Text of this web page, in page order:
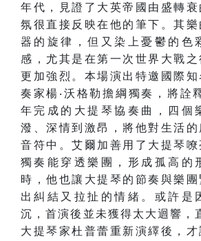
年代，見證了大英帝國由盛轉
氛很直接反映在他的筆下。其
器的旋律，但又染上憂鬱的色
感，尤其是在第一次世界大戰之
更加強烈。本場演出特邀國際
奏家楊‧沃格勒擔綱獨奏，將詮
年完成的大提琴協奏曲，四個
潑、深情到激昂，將他對生活的
音符中。艾爾加善用了大提琴
獨奏能穿透樂團，形成孤高的
時，他也讓大提琴的節奏與樂
出糾結又拉扯的情緒。或許是
沉，首演後並未獲得太大迴響，
大提琴家杜普蕾重新演繹後，才